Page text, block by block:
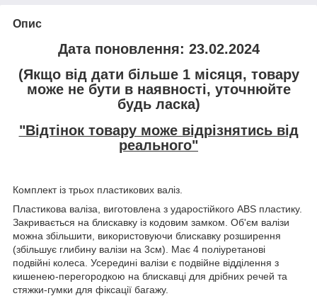
Опис
Дата поновлення: 23.02.2024
(Якщо від дати більше 1 місяця, товару
може не бути в наявності, уточнюйте
будь ласка)
"Відтінок товару може відрізнятись від
реального"
Комплект із трьох пластикових валіз.
Пластикова валіза, виготовлена з ударостійкого ABS пластику.
Закривається на блискавку із кодовим замком. Об'єм валізи
можна збільшити, використовуючи блискавку розширення
(збільшує глибину валізи на 3см). Має 4 поліуретанові
подвійні колеса. Усередині валізи є подвійне відділення з
кишенею-перегородкою на блискавці для дрібних речей та
стяжки-гумки для фіксації багажу.